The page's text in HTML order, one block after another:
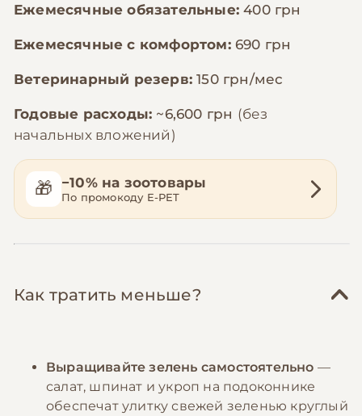
Ежемесячные обязательные:400 грн
Ежемесячные с комфортом: 690 грн
Ветеринарный резерв:150 грн/мес
Годовые расходы: ~6,600 грн (без
начальных вложений)
🎁 −10% на зоотовары
По промокоду E-PET
Как тратить меньше?
Выращивайте зелень самостоятельно —
салат, шпинат и укроп на подоконнике
обеспечат улитку свежей зеленью круглый